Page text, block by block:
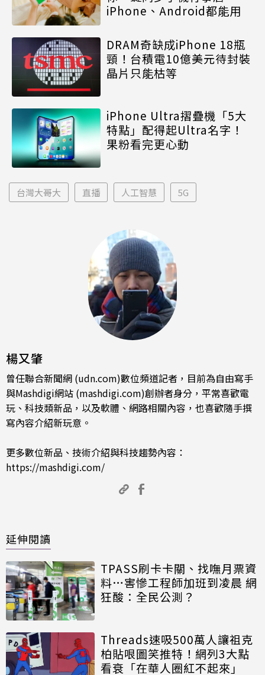
iPhone、Android都能用
DRAM奇缺成iPhone 18瓶
頸！台積電10億美元待封裝
晶片只能枯等
iPhone Ultra摺疊機「5大
特點」配得起Ultra名字！
果粉看完更心動
台灣大哥大 直播 人工智慧 5G
楊又肇
曾任聯合新聞網 (udn.com)數位頻道記者，目前為自由寫手
與Mashdigi網站 (mashdigi.com)創辦者身分，平常喜歡電
玩、科技類新品，以及軟體、網路相關內容，也喜歡隨手撰
寫內容介紹新玩意。
更多數位新品、技術介紹與科技趨勢內容：
https://mashdigi.com/
延伸閱讀
TPASS刷卡卡關、找嘸月票資
料…害慘工程師加班到凌晨 網
狂酸：全民公測？
Threads速吸500萬人讓祖克
柏貼哏圖笑推特！網列3大點
看衰「在華人圈紅不起來」